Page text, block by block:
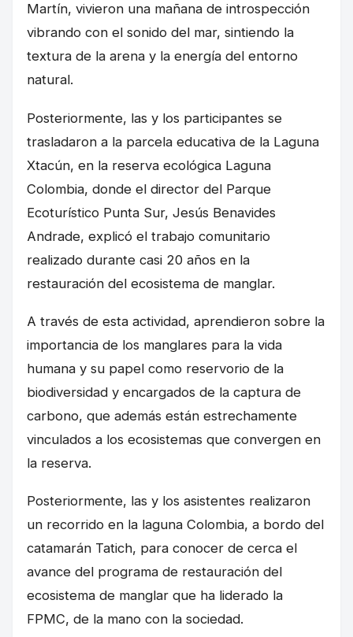
Martín, vivieron una mañana de introspección
vibrando con el sonido del mar, sintiendo la
textura de la arena y la energía del entorno
natural.
Posteriormente, las y los participantes se
trasladaron a la parcela educativa de la Laguna
Xtacún, en la reserva ecológica Laguna
Colombia, donde el director del Parque
Ecoturístico Punta Sur, Jesús Benavides
Andrade, explicó el trabajo comunitario
realizado durante casi 20 años en la
restauración del ecosistema de manglar.
A través de esta actividad, aprendieron sobre la
importancia de los manglares para la vida
humana y su papel como reservorio de la
biodiversidad y encargados de la captura de
carbono, que además están estrechamente
vinculados a los ecosistemas que convergen en
la reserva.
Posteriormente, las y los asistentes realizaron
un recorrido en la laguna Colombia, a bordo del
catamarán Tatich, para conocer de cerca el
avance del programa de restauración del
ecosistema de manglar que ha liderado la
FPMC, de la mano con la sociedad.